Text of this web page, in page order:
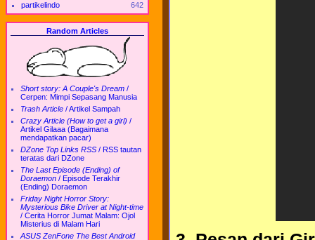
partikelindo
642
Random Articles
Short story: A Couple's Dream /
Cerpen: Mimpi Sepasang Manusia
Trash Article /Artikel Sampah
Crazy Article (How to get a girl) /
Artikel Gilaaa (Bagaimana
mendapatkan pacar)
DZone Top Links RSS / RSS tautan
teratas dari DZone
The Last Episode (Ending) of
Doraemon / Episode Terakhir
(Ending) Doraemon
Friday Night Horror Story:
Mysterious Bike Driver at Night-time
/ Cerita Horror Jumat Malam: Ojol
Misterius di Malam Hari
ASUS ZenFone The Best Android